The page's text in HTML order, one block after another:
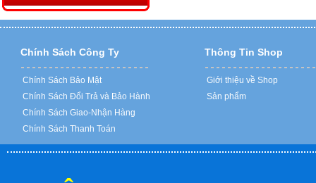
Chính Sách Công Ty
Chính Sách Bảo Mật
Chính Sách Đổi Trả và Bảo Hành
Chính Sách Giao-Nhận Hàng
Chính Sách Thanh Toán
Thông Tin Shop
Giới thiệu về Shop
Sản phẩm